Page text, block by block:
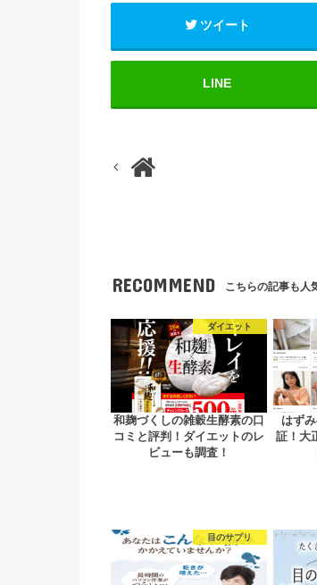
ツイート
LINE
RECOMMEND こちらの記事も人
ダイエット
和麹づくしの雑穀生酵素の口
コミと評判！ダイエットのレ
ビューも調査！
はず
証！大
目のサプリ